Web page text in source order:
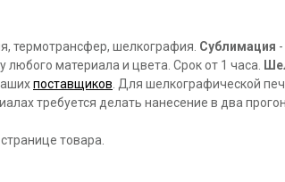
термотрансфер, шелкография. Сублимация
материала и цвета. Срок от 1 часа.
поставщиков . Для шелкографической
требуется делать нанесение в два
товара.